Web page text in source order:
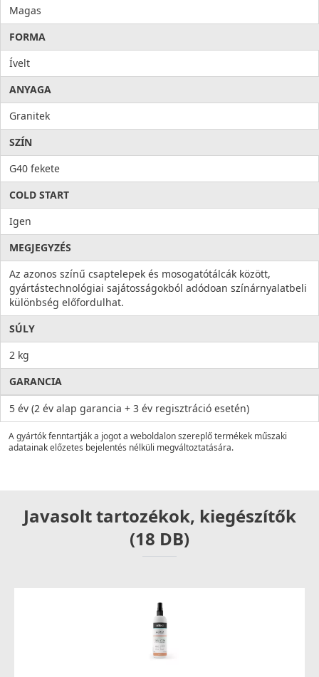
Magas
FORMA
Ívelt
ANYAGA
Granitek
SZÍN
G40 fekete
COLD START
Igen
MEGJEGYZÉS
Az azonos színű csaptelepek és mosogatótálcák között,
gyártástechnológiai sajátosságokból adódoan színárnyalatbeli
különbség előfordulhat.
SÚLY
2 kg
GARANCIA
5 év (2 év alap garancia + 3 év regisztráció esetén)
A gyártók fenntartják a jogot a weboldalon szereplő termékek műszaki
adatainak előzetes bejelentés nélküli megváltoztatására.
Javasolt tartozékok, kiegészítők
(18 DB)